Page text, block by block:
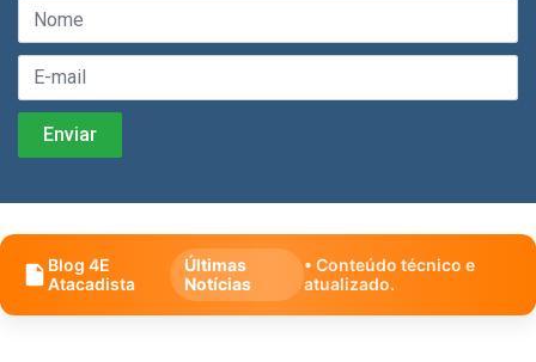
Blog 4E
Atacadista
Últimas
Notícias
• Conteúdo técnico e
atualizado.